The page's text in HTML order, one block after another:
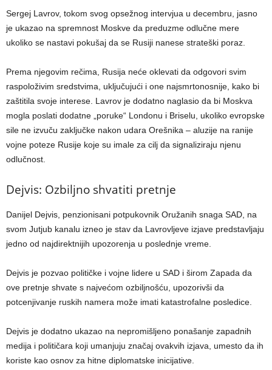
Sergej Lavrov, tokom svog opsežnog intervjua u decembru, jasno
je ukazao na spremnost Moskve da preduzme odlučne mere
ukoliko se nastavi pokušaj da se Rusiji nanese strateški poraz.
Prema njegovim rečima, Rusija neće oklevati da odgovori svim
raspoloživim sredstvima, uključujući i one najsmrtonosnije, kako bi
zaštitila svoje interese. Lavrov je dodatno naglasio da bi Moskva
mogla poslati dodatne „poruke“ Londonu i Briselu, ukoliko evropske
sile ne izvuču zaključke nakon udara Orešnika – aluzije na ranije
vojne poteze Rusije koje su imale za cilj da signaliziraju njenu
odlučnost.
Dejvis: Ozbiljno shvatiti pretnje
Danijel Dejvis, penzionisani potpukovnik Oružanih snaga SAD, na
svom Jutjub kanalu izneo je stav da Lavrovljeve izjave predstavljaju
jedno od najdirektnijih upozorenja u poslednje vreme.
Dejvis je pozvao političke i vojne lidere u SAD i širom Zapada da
ove pretnje shvate s najvećom ozbiljnošću, upozorivši da
potcenjivanje ruskih namera može imati katastrofalne posledice.
Dejvis je dodatno ukazao na nepromišljeno ponašanje zapadnih
medija i političara koji umanjuju značaj ovakvih izjava, umesto da ih
koriste kao osnov za hitne diplomatske inicijative.